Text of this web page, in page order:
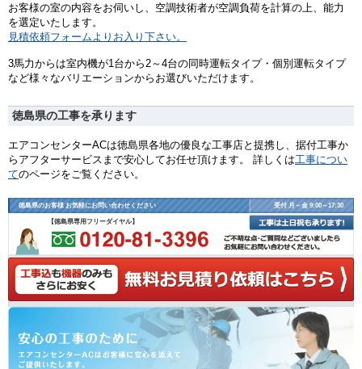
お客様の室の内容をお伺いし、空調技術者が空調負荷を計算の上、能力
を選定いたします。
見積依頼フォームよりお入り下さい。
3馬力からは室内機が1台から2～4台の同時運転タイプ・個別運転タイプ
など様々なバリエーションからお選びいただけます。
徳島県の工事を承ります
エアコンセンターACは徳島県各地の優良な工事店と提携し、据付工事か
らアフターサービスまで安心してお任せ頂けます。 詳しくは工事につい
てのページをご覧ください。
徳島県のお客様 お気軽にお問い合わせください 受付 月～金 9:00～17:30
【徳島県専用フリーダイヤル】